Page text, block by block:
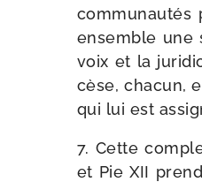
com­mu­nau­tés
ensemble une
voix et la
cèse, cha­cun,
qui lui est
7. Cette
et Pie XII